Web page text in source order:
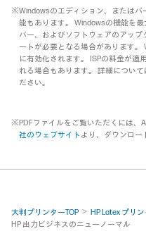
※Windowsのエディション、またはバ
能もあります。 Windowsの機能を
バー、およびソフトウェアのアッ
ートが必要となる場合があります。
に有効化されます。 ISPの料金が適
れる場合もあります。 詳細について
ださい。
※PDFファイルをご覧いただくには、
社のウェブサイト より、ダウンロー
大判プリンターTOP HP Latex プリ
HP 出力ビジネスのニューノーマル